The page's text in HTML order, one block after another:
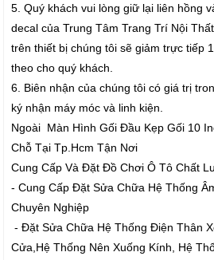
5. Quý khách vui lòng giữ lại liên hồng
decal của Trung Tâm Trang Trí Nội
trên thiết bị chúng tôi sẽ giảm trực tiếp
theo cho quý khách.
6. Biên nhận của chúng tôi có giá trị
ký nhận máy móc và linh kiện.
Ngoài Màn Hình Gối Đầu Kẹp Gối 10
Chỗ Tại Tp.Hcm Tận Nơi
Cung Cấp Và Đặt Đồ Chơi Ô Tô Chất
- Cung Cấp Đặt Sửa Chữa Hệ Thống
Chuyên Nghiệp
- Đặt Sửa Chữa Hệ Thống Điện Thân
Cửa,Hệ Thống Nên Xuống Kính, Hệ